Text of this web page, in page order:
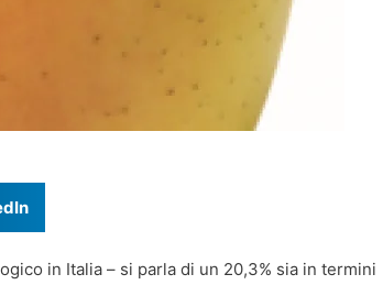
in Italia – si parla di un 20,3% sia in termini